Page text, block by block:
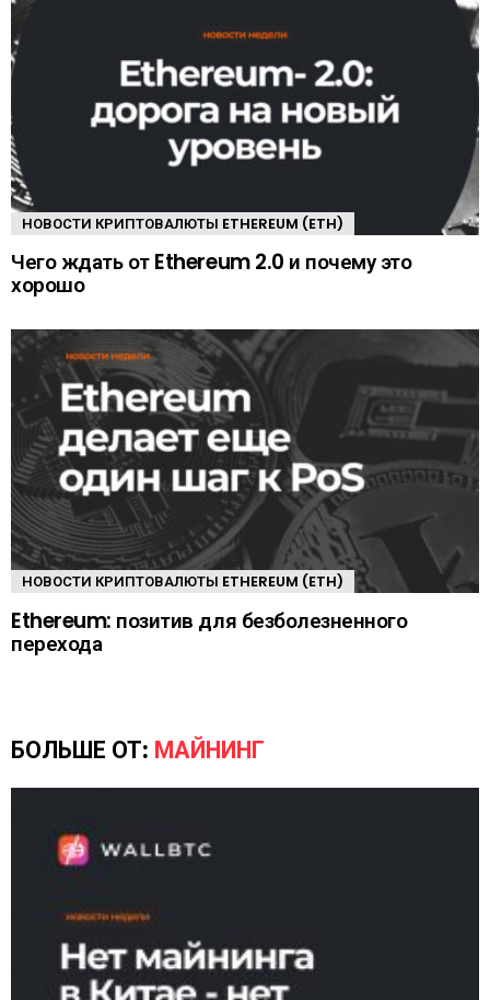
НОВОСТИ КРИПТОВАЛЮТЫ ETHEREUM (ETH)
Чего ждать от Ethereum 2.0 и почему это
хорошо
НОВОСТИ КРИПТОВАЛЮТЫ ETHEREUM (ETH)
Ethereum: позитив для безболезненного
перехода
БОЛЬШЕ ОТ: МАЙНИНГ